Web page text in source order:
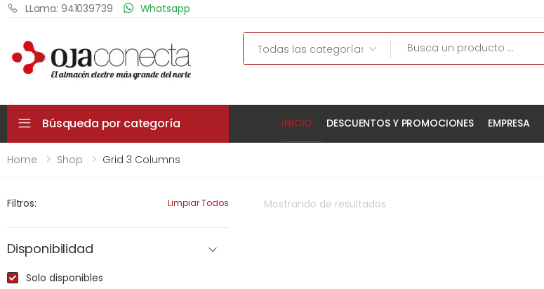
LLama: 941039739 Whatsapp
Search
Búsqueda por categoría INICIO DESCUENTOS Y PROMOCIONES EMPRESA
Home Shop Grid 3 Columns
Mostrando de resultados
Filtros: Limpiar Todos
Disponibilidad
Solo disponibles